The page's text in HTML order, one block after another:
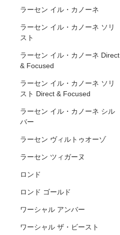
ラーセン イル・カノーネ
ラーセン イル・カノーネ ソリ
スト
ラーセン イル・カノーネ Direct
& Focused
ラーセン イル・カノーネ ソリ
スト Direct & Focused
ラーセン イル・カノーネ シル
バー
ラーセン ヴィルトゥオーゾ
ラーセン ツィガーヌ
ロンド
ロンド ゴールド
ワーシャル アンバー
ワーシャル ザ・ビースト